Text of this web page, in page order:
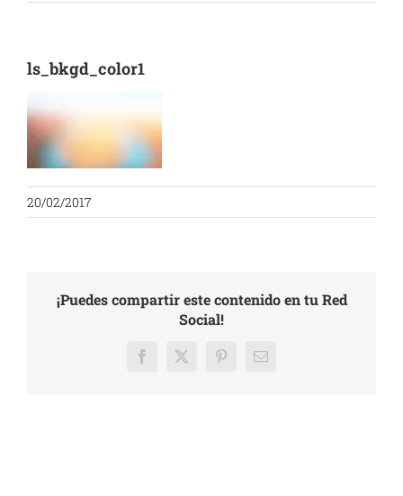
ls_bkgd_color1
20/02/2017
¡Puedes compartir este contenido en tu Red
Social!
Facebook
X PinterestEmail